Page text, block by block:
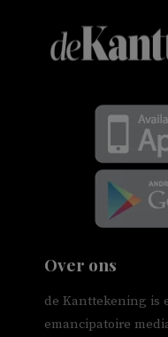
Over ons
de Kanttekening is
emancipatoire